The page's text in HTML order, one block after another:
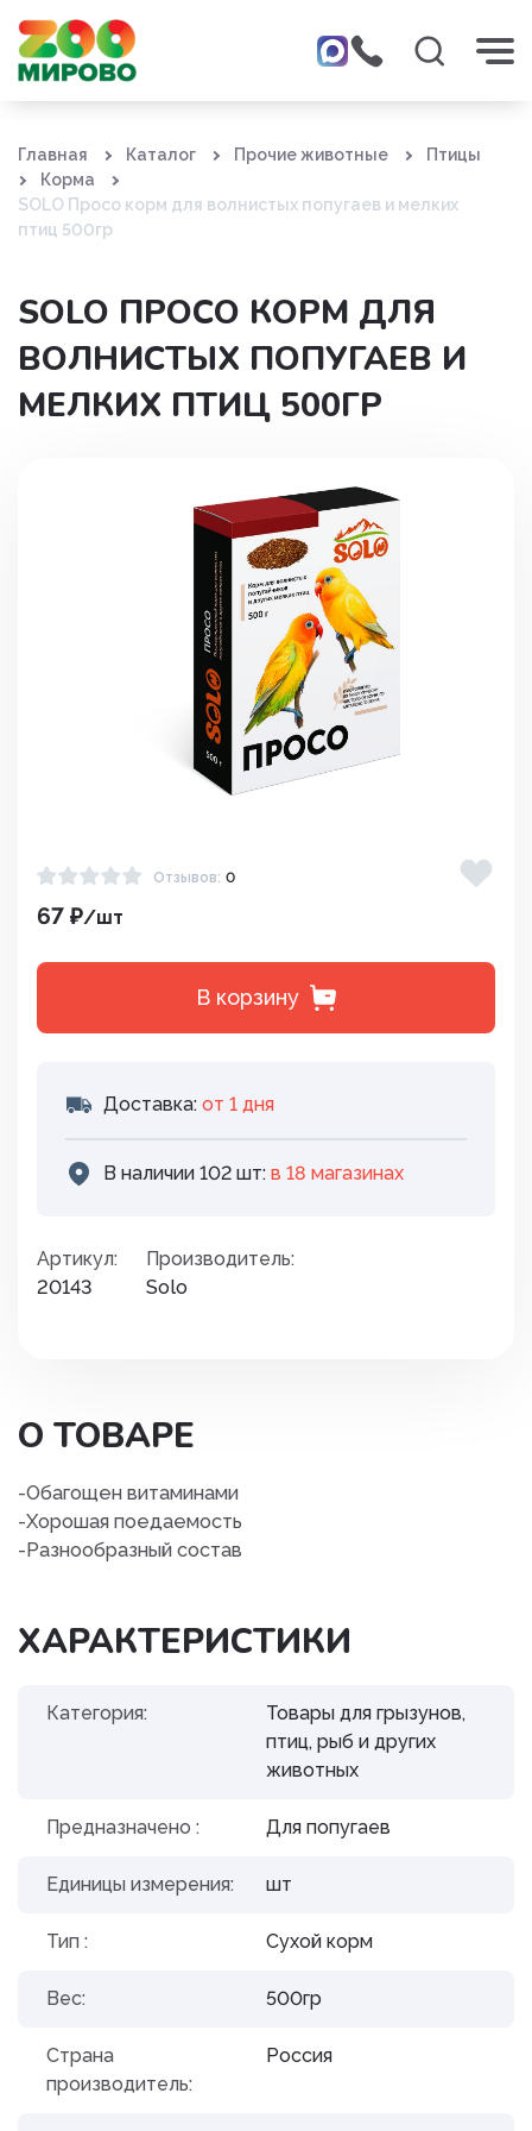
Главная Каталог Прочие животные
Птицы
Корма
SOLO Просо корм для волнистых попугаев и мелких
птиц 500гр
SOLO ПРОСО КОРМ ДЛЯ
ВОЛНИСТЫХ ПОПУГАЕВ И
МЕЛКИХ ПТИЦ 500ГР
Отзывов: 0
67 ₽/шт
В корзину
Доставка: от 1 дня
В наличии 102 шт: в 18 магазинах
Артикул:
20143
Производитель:
Solo
О ТОВАРЕ
-Обагощен витаминами
-Хорошая поедаемость
-Разнообразный состав
ХАРАКТЕРИСТИКИ
Категория:
Товары для грызунов,
птиц, рыб и других
животных
Предназначено : Для попугаев
Единицы измерения: шт
Тип : Сухой корм
Вес: 500гр
Страна
производитель:
Россия